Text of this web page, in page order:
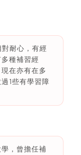
耐心，有經
種補習經
在亦有在多
1些有學習障
，曾擔任補